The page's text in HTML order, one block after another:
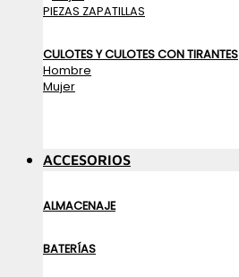
PIEZAS ZAPATILLAS
CULOTES Y CULOTES CON TIRANTES
Hombre
Mujer
ACCESORIOS
ALMACENAJE
BATERÍAS